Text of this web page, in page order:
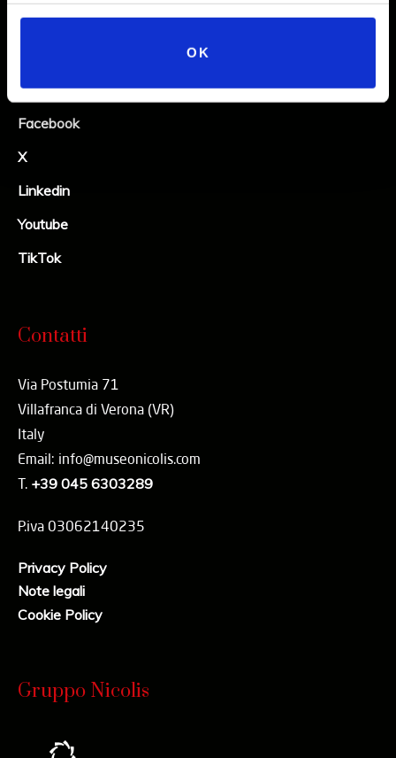
OK
Instagram
Facebook
X
Linkedin
Youtube
TikTok
Contatti
Via Postumia 71
Villafranca di Verona (VR)
Italy
Email: info@museonicolis.com
T. +39 045 6303289
P.iva 03062140235
Privacy Policy
Note legali
Cookie Policy
Gruppo Nicolis